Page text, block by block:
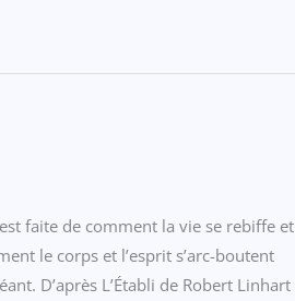
faite de comment la vie se rebiffe et
le corps et l’esprit s’arc-boutent
D’après L’Établi de Robert Linhart